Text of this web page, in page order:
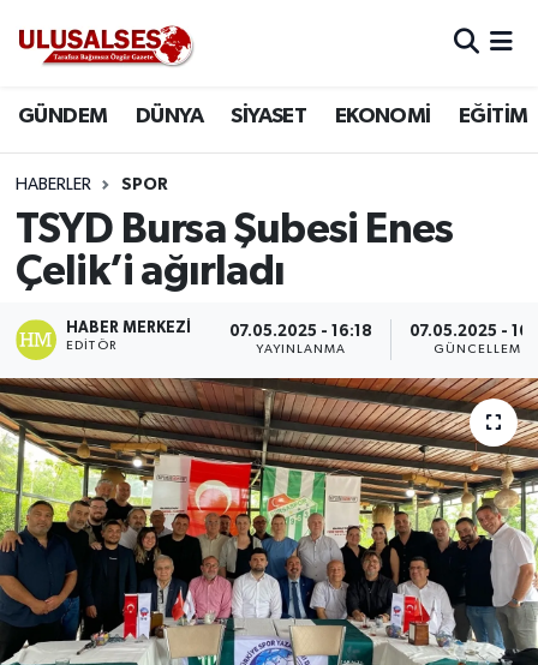
GÜNDEM DÜNYA SİYASET EKONOMİ EĞİTİM
HABERLER SPOR
TSYD Bursa Şubesi Enes
Çelik’i ağırladı
HABER MERKEZI
EDITÖR
07.05.2025 - 16:18
YAYINLANMA
07.05.2025 -
GÜNCELLEME
DÜNYA
SİYASET
EKONOMİ
EĞİTİM
SAĞLIK
MAGAZİN
SPOR
Trafik Durumu
Süper Lig Puan Durumu ve Fikstür
Tüm Manşetler
Son Dakika Haberleri
Haber Arşivi